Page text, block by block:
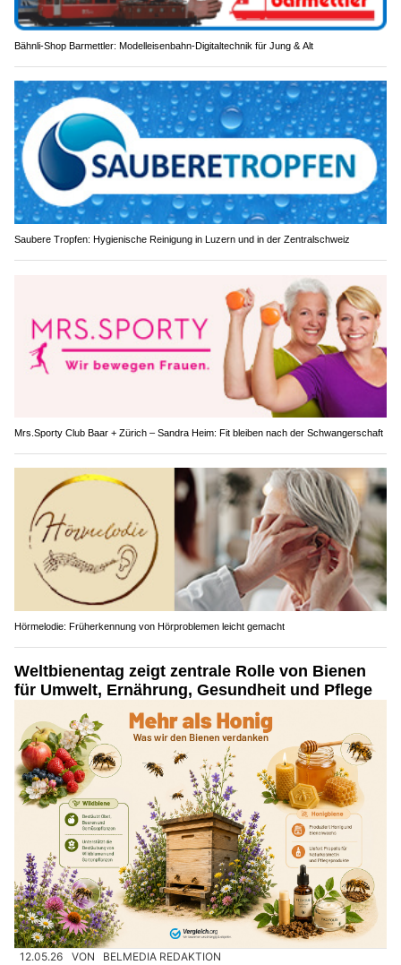
Bähnli-Shop Barmettler: Modelleisenbahn-Digitaltechnik für Jung & Alt
Saubere Tropfen: Hygienische Reinigung in Luzern und in der Zentralschweiz
Mrs.Sporty Club Baar + Zürich – Sandra Heim: Fit bleiben nach der Schwangerschaft
Hörmelodie: Früherkennung von Hörproblemen leicht gemacht
Weltbienentag zeigt zentrale Rolle von Bienen
für Umwelt, Ernährung, Gesundheit und Pflege
12.05.26 VON BELMEDIA REDAKTION